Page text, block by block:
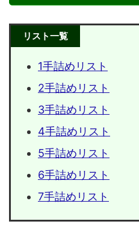
リスト一覧
1手詰めリスト
2手詰めリスト
3手詰めリスト
4手詰めリスト
5手詰めリスト
6手詰めリスト
7手詰めリスト